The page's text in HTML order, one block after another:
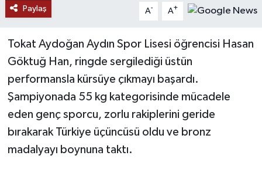
Paylaş A- A+
Tokat Aydoğan Aydın Spor Lisesi öğrencisi Hasan
Göktuğ Han, ringde sergilediği üstün
performansla kürsüye çıkmayı başardı.
Şampiyonada 55 kg kategorisinde mücadele
eden genç sporcu, zorlu rakiplerini geride
bırakarak Türkiye üçüncüsü oldu ve bronz
madalyayı boynuna taktı.